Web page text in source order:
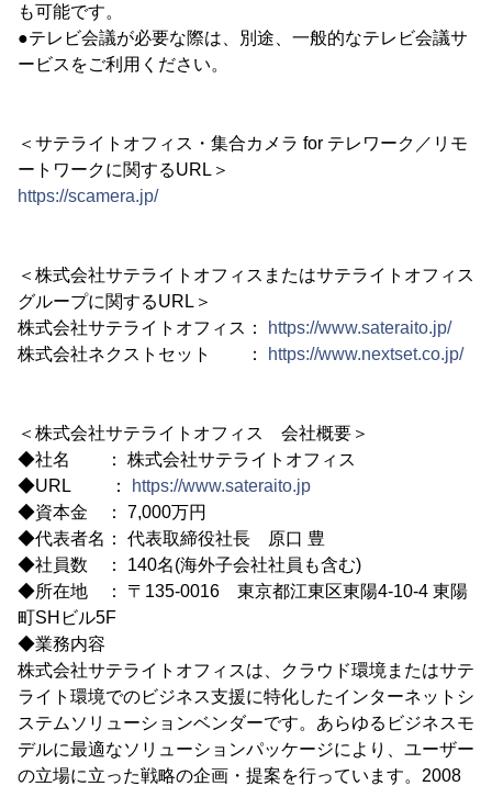
も可能です。
●テレビ会議が必要な際は、別途、一般的なテレビ会議サ
ービスをご利用ください。
＜サテライトオフィス・集合カメラ for テレワーク／リモ
ートワークに関するURL＞
https://scamera.jp/
＜株式会社サテライトオフィスまたはサテライトオフィス
グループに関するURL＞
株式会社サテライトオフィス：
https://www.sateraito.jp/
株式会社ネクストセット ：
https://www.nextset.co.jp/
＜株式会社サテライトオフィス 会社概要＞
◆社名 ： 株式会社サテライトオフィス
◆URL ：
https://www.sateraito.jp
◆資本金 ： 7,000万円
◆代表者名： 代表取締役社長 原口 豊
◆社員数 ： 140名(海外子会社社員も含む)
◆所在地 ： 〒135-0016 東京都江東区東陽4-10-4 東陽
町SHビル5F
◆業務内容
株式会社サテライトオフィスは、クラウド環境またはサテ
ライト環境でのビジネス支援に特化したインターネットシ
ステムソリューションベンダーです。あらゆるビジネスモ
デルに最適なソリューションパッケージにより、ユーザー
の立場に立った戦略の企画・提案を行っています。2008